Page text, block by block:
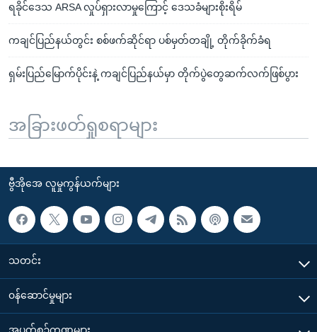
ရခိုင်ဒေသ ARSA လှုပ်ရှားလာမှုကြောင့် ဒေသခံများစိုးရိမ်
ကချင်ပြည်နယ်တွင်း စစ်ဖက်ဆိုင်ရာ ပစ်မှတ်တချို့ တိုက်ခိုက်ခံရ
ရှမ်းပြည်မြောက်ပိုင်းနဲ့ ကချင်ပြည်နယ်မှာ တိုက်ပွဲတွေဆက်လက်ဖြစ်ပွား
အခြားဖတ်ရှုစရာများ
ဗွီအိုအေ လူမှုကွန်ယက်များ
သတင်း
၀န်ဆောင်မှုများ